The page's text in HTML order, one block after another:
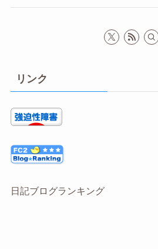
リンク
日記ブログランキング